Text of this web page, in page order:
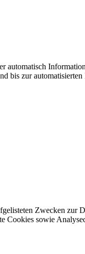
bis zur automatisierten
Zwecken zur
Cookies sowie